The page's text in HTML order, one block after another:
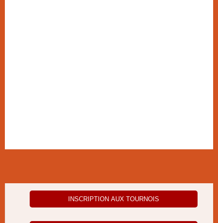
INSCRIPTION AUX TOURNOIS